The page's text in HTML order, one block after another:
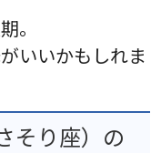
。
いいかもしれま
そり座）の